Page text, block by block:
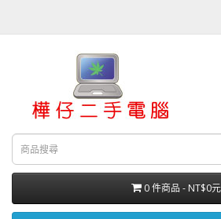
0 件商品 - NT$0元